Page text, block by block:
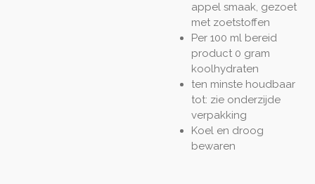
appel smaak, gezoet
met zoetstoffen
Per 100 ml bereid
product 0 gram
koolhydraten
ten minste houdbaar
tot: zie onderzijde
verpakking
Koel en droog
bewaren